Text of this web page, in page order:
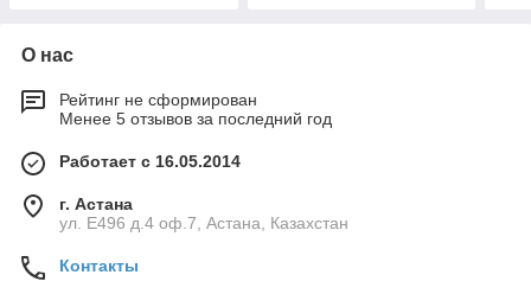
О нас
Рейтинг не сформирован
Менее 5 отзывов за последний год
Работает с 16.05.2014
г. Астана
ул. Е496 д.4 оф.7, Астана, Казахстан
Контакты